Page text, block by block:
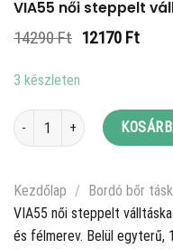
VIA55 női steppelt
14290Ft Original
12170 Ft
3 készleten
VIA55 női steppelt válltáska,
Kezdőlap /
Bordó bőr
VIA55 női steppelt
és félmerev. Belül egyterű,